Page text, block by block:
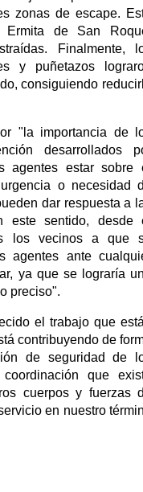
zonas de escape.
Ermita de San
Finalmente,
y puñetazos
consiguiendo
"la importancia de
desarrollados
agentes estar sobre
o necesidad
dar respuesta a
este sentido, desde
los vecinos a que
agentes ante
ya que se lograría
preciso".
el trabajo que
contribuyendo de
de seguridad de
que
cuerpos y fuerzas
en nuestro